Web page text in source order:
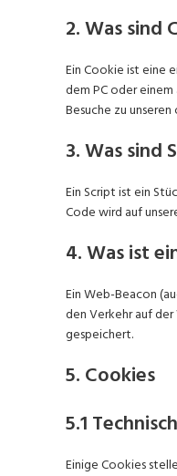
2. Was sind
Ein Cookie ist eine
dem PC oder
Besuche zu
3. Was sind
Ein Script ist ein
Code wird auf
4. Was ist
Ein Web-Beacon
den Verkehr auf
gespeichert.
5. Cookies
5.1
Einige Cookies